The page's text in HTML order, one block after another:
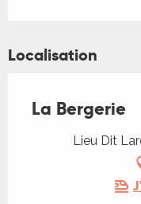
Localisation
La Bergerie
Lieu Dit